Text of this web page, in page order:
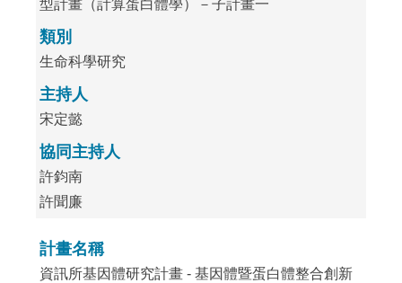
型計畫（計算蛋白體學）－子計畫一
類別
生命科學研究
主持人
宋定懿
協同主持人
許鈞南
許聞廉
計畫名稱
資訊所基因體研究計畫 - 基因體暨蛋白體整合創新